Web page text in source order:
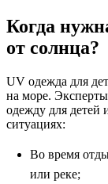
Когда
от солнца?
UV одежда для
на море.
одежду для детей
ситуациях:
Во время
или реке;